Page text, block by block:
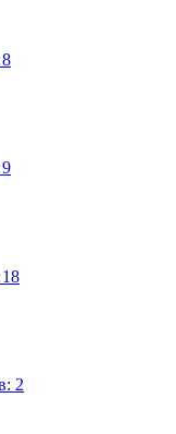
2